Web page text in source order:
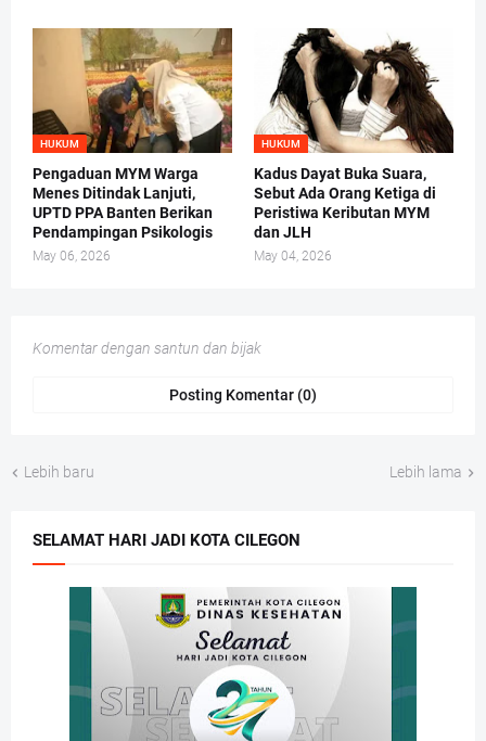
HUKUM
Pengaduan MYM Warga
Menes Ditindak Lanjuti,
UPTD PPA Banten Berikan
Pendampingan Psikologis
May 06, 2026
HUKUM
Kadus Dayat Buka Suara,
Sebut Ada Orang Ketiga di
Peristiwa Keributan MYM
dan JLH
May 04, 2026
Komentar dengan santun dan bijak
Posting Komentar (0)
Lebih baru Lebih lama
SELAMAT HARI JADI KOTA CILEGON